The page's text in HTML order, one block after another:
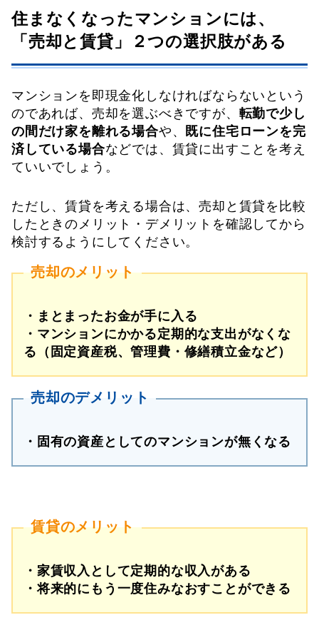
住まなくなったマンションには、
「売却と賃貸」２つの選択肢がある
マンションを即現金化しなければならないという
のであれば、売却を選ぶべきですが、 転勤で少し
の間だけ家を離れる場合や、
既に住宅ローンを完
済している場合などでは、賃貸に出すことを考え
ていいでしょう。
ただし、賃貸を考える場合は、売却と賃貸を比較
したときのメリット・デメリットを確認してから
検討するようにしてください。
売却のメリット
・まとまったお金が手に入る
・マンションにかかる定期的な支出がなくな
る（固定資産税、管理費・修繕積立金など）
売却のデメリット
・固有の資産としてのマンションが無くなる
賃貸のメリット
・家賃収入として定期的な収入がある
・将来的にもう一度住みなおすことができる